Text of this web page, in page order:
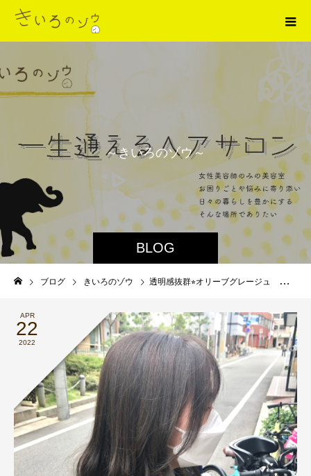
BLOG
～きいろのゾウ～
ブログ きいろのゾウ 透明感抜群⭐︎オリーブグレージュ 甲東園 美容室
APR
22
2022